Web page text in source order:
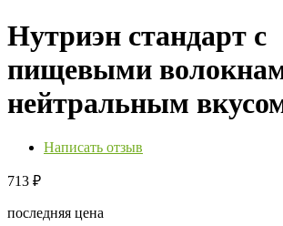
Нутриэн стандарт с
пищевыми
нейтральным
Написать отзыв
713 ₽
последняя цена